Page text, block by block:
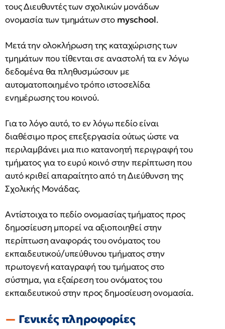
τους Διευθυντές των σχολικών μονάδων
ονομασία των τμημάτων στο myschool.
Μετά την ολοκλήρωση της καταχώρισης των
τμημάτων που τίθενται σε αναστολή τα εν λόγω
δεδομένα θα πληθυσμώσουν με
αυτοματοποιημένο τρόπο ιστοσελίδα
ενημέρωσης του κοινού.
Για το λόγο αυτό, το εν λόγω πεδίο είναι
διαθέσιμο προς επεξεργασία ούτως ώστε να
περιλαμβάνει μια πιο κατανοητή περιγραφή του
τμήματος για το ευρύ κοινό στην περίπτωση που
αυτό κριθεί απαραίτητο από τη Διεύθυνση της
Σχολικής Μονάδας.
Αντίστοιχα το πεδίο ονομασίας τμήματος προς
δημοσίευση μπορεί να αξιοποιηθεί στην
περίπτωση αναφοράς του ονόματος του
εκπαιδευτικού/υπεύθυνου τμήματος στην
πρωτογενή καταγραφή του τμήματος στο
σύστημα, για εξαίρεση του ονόματος του
εκπαιδευτικού στην προς δημοσίευση ονομασία.
Γενικές πληροφορίες